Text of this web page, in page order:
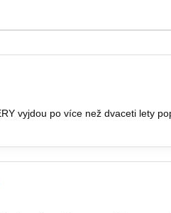
vyjdou po více než dvaceti lety